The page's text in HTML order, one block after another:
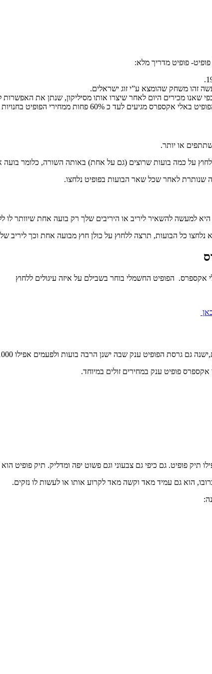
פופיט מדריך מלא:
זהו משחק שהומצא ע”י זוג ישראלים.
לעד כ 60% פחות ממחירי הפופיט בחנויות בישראל.
על כמה בועות שרוצים (גם על אחת) באותה השורה, כלומר
שנותרת לאחר שכל שאר הבועות בפופיט נלחצו.
למעשה להשאיר ליריב או היריבים שלך רק בועה אחת שיוותר לו
נלחצו כל הבועות, תרצה ללחוץ על כולן חוץ מבועה אחת וכך
אקספרס. הפופיט החשמלי בוחר בשבילם על איזה עיגולים ללחוץ
הפופיט ענק שבה ישנן הרבה בועות ולפעמים אפילו 1000 בועות עליהן אפשר ללחוץ.
פופיט ענק במחירים זולים במיוחד.
תיק פופיט. גם כיפי גם צבעוני וגם פשוט יפה ומדליק. תיק פופיט
ברובו, הוא גם עמיד מאד וקשה מאד לקרוע אותו או לעשות לו נזקים.